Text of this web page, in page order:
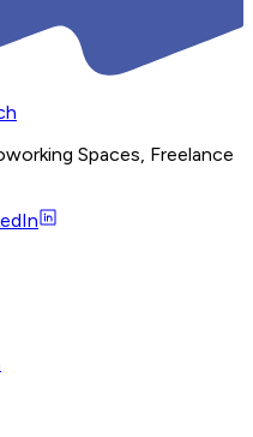
Spaces, Freelance